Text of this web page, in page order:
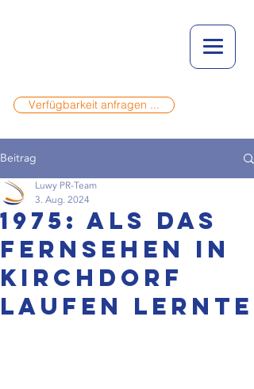
Verfügbarkeit anfragen ...
Beitrag
1975: Als das
Fernsehen in
Kirchdorf
laufen lernte
Luwy PR-Team
3. Aug. 2024